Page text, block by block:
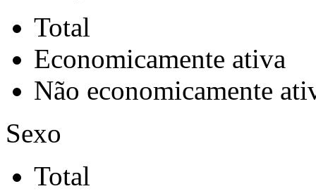
Total
Economicamente ativa
Não economicamente
Sexo
Total